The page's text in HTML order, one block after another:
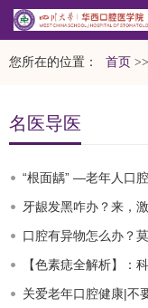
您所在的位置： 首页 >>
名医导医
“根面龋” —老年人口
牙龈发黑咋办？来，
口腔有异物怎么办？
【色素痣全解析】：
关爱老年口腔健康|不